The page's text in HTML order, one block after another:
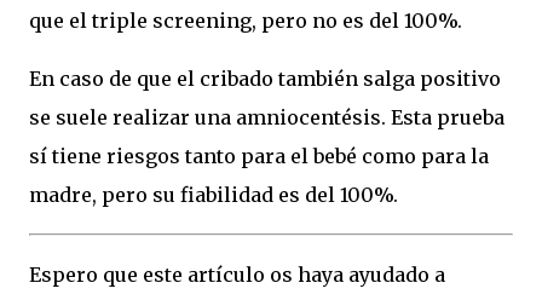
que el triple screening, pero no es del 100%.
En caso de que el cribado también salga positivo
se suele realizar una amniocentésis. Esta prueba
sí tiene riesgos tanto para el bebé como para la
madre, pero su fiabilidad es del 100%.
Espero que este artículo os haya ayudado a